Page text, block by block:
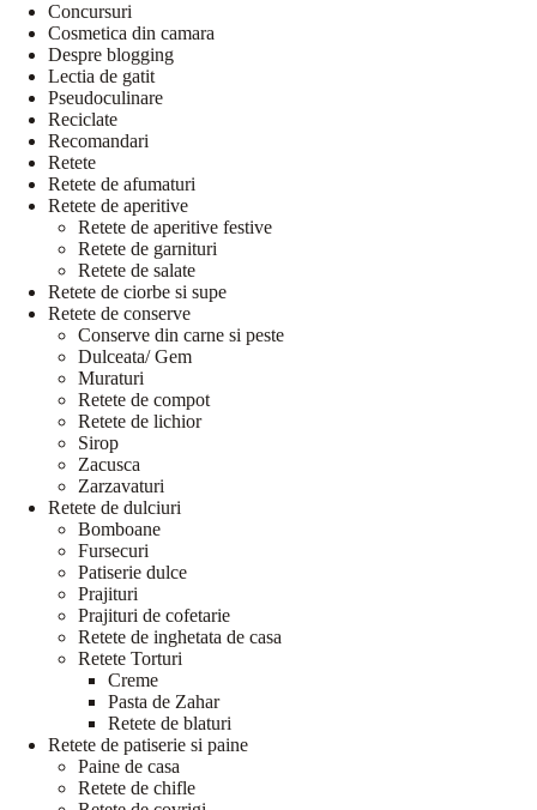
Concursuri
Cosmetica din camara
Despre blogging
Lectia de gatit
Pseudoculinare
Reciclate
Recomandari
Retete
Retete de afumaturi
Retete de aperitive
Retete de aperitive festive
Retete de garnituri
Retete de salate
Retete de ciorbe si supe
Retete de conserve
Conserve din carne si peste
Dulceata/ Gem
Muraturi
Retete de compot
Retete de lichior
Sirop
Zacusca
Zarzavaturi
Retete de dulciuri
Bomboane
Fursecuri
Patiserie dulce
Prajituri
Prajituri de cofetarie
Retete de inghetata de casa
Retete Torturi
Creme
Pasta de Zahar
Retete de blaturi
Retete de patiserie si paine
Paine de casa
Retete de chifle